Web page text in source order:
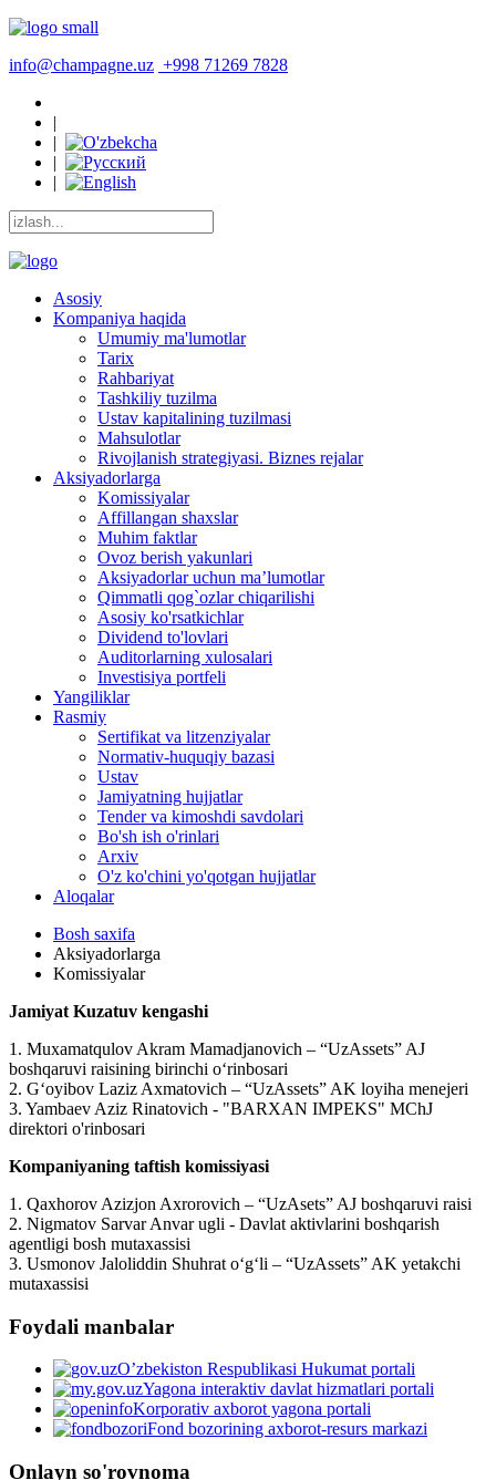
info@champagne.uz +998 71269 7828
|
|
|
|
Asosiy
Kompaniya haqida
Umumiy ma'lumotlar
Tarix
Rahbariyat
Tashkiliy tuzilma
Ustav kapitalining tuzilmasi
Mahsulotlar
Rivojlanish strategiyasi. Biznes rejalar
Aksiyadorlarga
Komissiyalar
Affillangan shaxslar
Muhim faktlar
Ovoz berish yakunlari
Aksiyadorlar uchun ma’lumotlar
Qimmatli qog`ozlar chiqarilishi
Asosiy ko'rsatkichlar
Dividend to'lovlari
Auditorlarning xulosalari
Investisiya portfeli
Yangiliklar
Rasmiy
Sertifikat va litzenziyalar
Normativ-huquqiy bazasi
Ustav
Jamiyatning hujjatlar
Tender va kimoshdi savdolari
Bo'sh ish o'rinlari
Arxiv
O'z ko'chini yo'qotgan hujjatlar
Aloqalar
Bosh saxifa
Aksiyadorlarga
Komissiyalar
Jamiyat Kuzatuv kengashi
1. Muxamatqulov Akram Mamadjanovich – “UzAssets” AJ
boshqaruvi raisining birinchi o‘rinbosari
2. G‘oyibov Laziz Axmatovich – “UzAssets” AK loyiha menejeri
3. Yambaev Aziz Rinatovich - "BARXAN IMPEKS" MChJ
direktori o'rinbosari
Kompaniyaning taftish komissiyasi
1. Qaxhorov Azizjon Axrorovich – “UzAsets” AJ boshqaruvi raisi
2. Nigmatov Sarvar Anvar ugli - Davlat aktivlarini boshqarish
agentligi bosh mutaxassisi
3. Usmonov Jaloliddin Shuhrat o‘g‘li – “UzAssets” AK yetakchi
mutaxassisi
Foydali manbalar
O’zbekiston Respublikasi Hukumat portali
Yagona interaktiv davlat hizmatlari portali
Korporativ axborot yagona portali
Fond bozorining axborot-resurs markazi
Onlayn so'rovnoma